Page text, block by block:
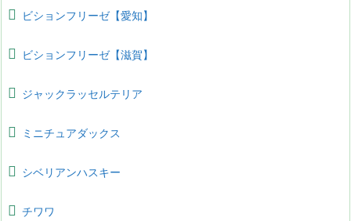
ビションフリーゼ【愛知】
ビションフリーゼ【滋賀】
ジャックラッセルテリア
ミニチュアダックス
シベリアンハスキー
チワワ